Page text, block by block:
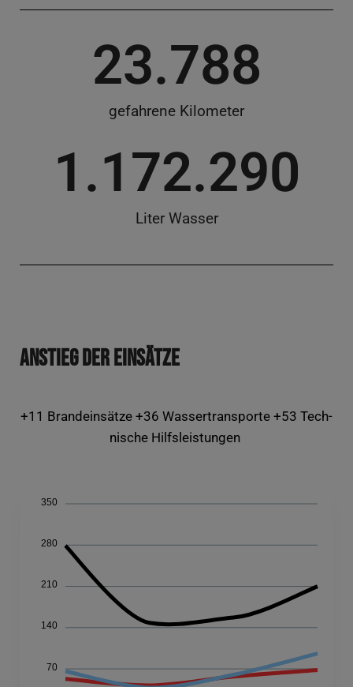
gefah­re­ne Kilometer
23.788
Liter Was­ser
1.172.290
Anstieg Der Einsätze
+11 Brand­ein­sät­ze +36 Was­ser­trans­por­te +53 Tech­
ni­sche Hilfsleistungen
350
280
210
140
70